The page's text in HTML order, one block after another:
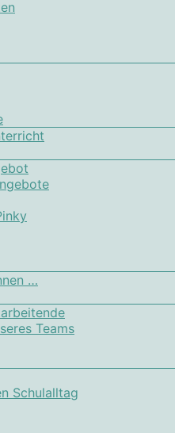
…
Teams
Schulalltag